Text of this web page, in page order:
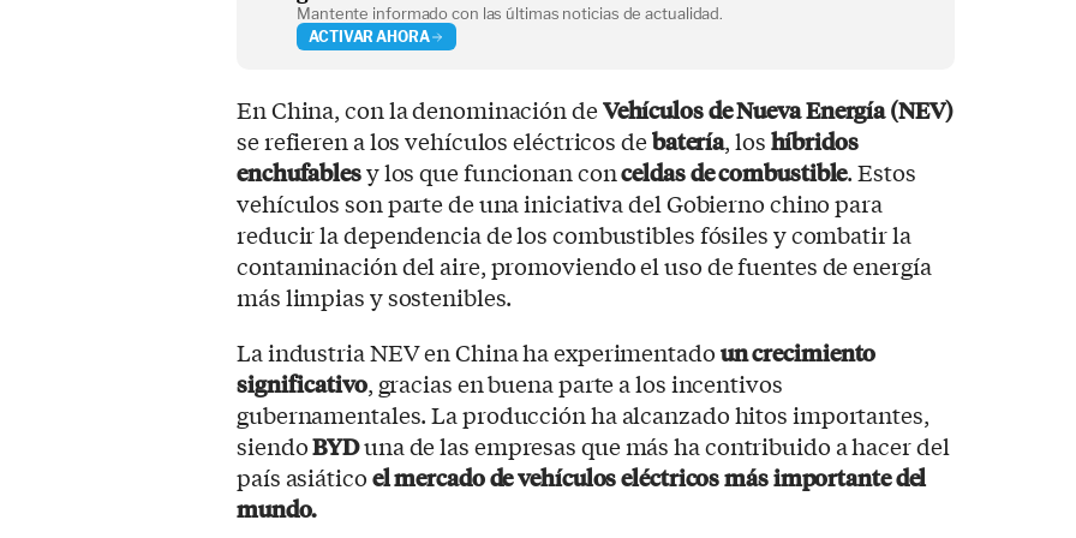
Mantente informado con las últimas noticias de actualidad.
ACTIVAR AHORA
En China, con la denominación deVehículosde Nueva Energía (NEV)
se refieren a los vehículos eléctricos debatería, loshíbridos
enchufablesy los que funcionan conceldas de combustible. Estos
vehículos son parte de una iniciativa del Gobierno chino para
reducir la dependencia de los combustibles fósiles y combatir la
contaminación del aire, promoviendo el uso de fuentes de energía
más limpias y sostenibles.
La industria NEV en China ha experimentadoun crecimiento
significativo, gracias en buena parte a los incentivos
gubernamentales. La producción ha alcanzado hitos importantes,
siendoBYDuna de las empresas que más ha contribuido a hacer del
país asiáticoel mercado de vehículos eléctricos más importante del
mundo.